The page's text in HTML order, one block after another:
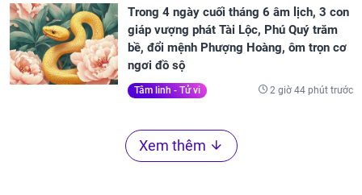
Trong 4 ngày cuối tháng 6 âm lịch, 3 con
giáp vượng phát Tài Lộc, Phú Quý trăm
bề, đổi mệnh Phượng Hoàng, ôm trọn cơ
ngơi đồ sộ
Tâm linh - Tử vi 2 giờ 44 phút trước
Xem thêm